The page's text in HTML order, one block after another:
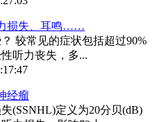
损失、耳鸣……
较常见的症状包括超过90%
听力丧失，多...
经瘤
(SSNHL)定义为20分贝(dB)